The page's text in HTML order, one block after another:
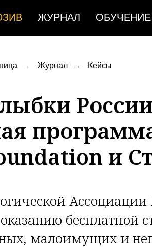
ЖУРНАЛ ОБУЧЕНИЕ
→ Журнал → Кейсы
и
бесплатной
малоимущих и